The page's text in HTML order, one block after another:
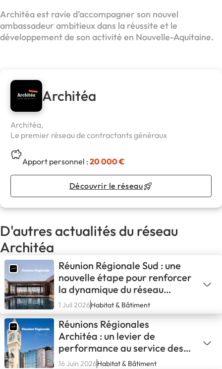
Architéa est ravie d’accompagner son nouvel
ambassadeur ambitieux dans la réussite et le
développement de son activité en Nouvelle-Aquitaine.
Architéa
Architéa,
Le premier réseau de contractants généraux
Apport personnel :20 000 €
Découvrir le réseau
D'autres actualités du réseau
Architéa
Réunion Régionale Sud : une
nouvelle étape pour renforcer
la dynamique du réseau
Architéa
1 Juil 2026Habitat & Bâtiment
Réunions Régionales
Architéa : un levier de
performance au service des
entrepreneurs du bâtiment
16 Juin 2026Habitat & Bâtiment